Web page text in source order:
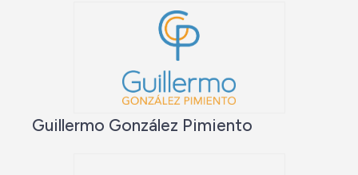
Guillermo González Pimiento